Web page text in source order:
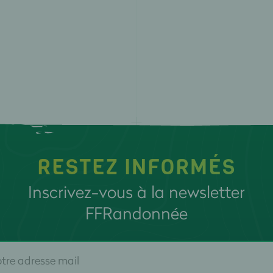
RESTEZ INFORMÉS
Inscrivez-vous à la newsletter
FFRandonnée